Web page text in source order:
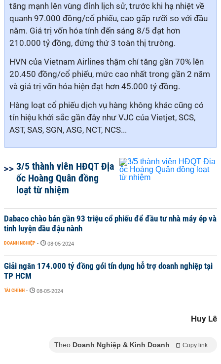
tăng mạnh lên vùng đỉnh lịch sử, trước khi hạ nhiệt về
quanh 97.000 đồng/cổ phiếu, cao gấp rưỡi so với đầu
năm. Giá trị vốn hóa tính đến sáng 8/5 đạt hơn
210.000 tỷ đồng, đứng thứ 3 toàn thị trường.
HVN của Vietnam Airlines thậm chí tăng gần 70% lên
20.450 đồng/cổ phiếu, mức cao nhất trong gần 2 năm
và giá trị vốn hóa hiện đạt hơn 45.000 tỷ đồng.
Hàng loạt cổ phiếu dịch vụ hàng không khác cũng có
tín hiệu khởi sắc gần đây như VJC của Vietjet, SCS,
AST, SAS, SGN, ASG, NCT, NCS...
3/5 thành viên HĐQT Địa
ốc Hoàng Quân đồng
loạt từ nhiệm
Dabaco chào bán gần 93 triệu cổ phiếu để đầu tư nhà máy ép và
tinh luyện dầu đậu nành
DOANH NGHIỆP - 08-05-2024
Giải ngân 174.000 tỷ đồng gói tín dụng hỗ trợ doanh nghiệp tại
TP HCM
TÀI CHÍNH - 08-05-2024
Huy Lê
Theo Doanh Nghiệp & Kinh Doanh Copy link